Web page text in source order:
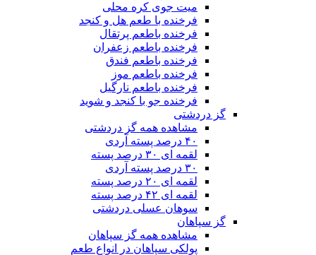
میت جوی کره محلی
فرخنده با طعم هل و کنجد
فرخنده باطعم پرتقال
فرخنده باطعم زعفران
فرخنده باطعم فندق
فرخنده باطعم موز
فرخنده باطعم نارگیل
فرخنده جو با کنجد و شوید
گز دردشتی
مشاهده همه گز دردشتی
۴۰ درصد پسته آردی
لقمه ای ۳۰ درصد پسته
۳۰ درصد پسته آردی
لقمه ای ۲۰ درصد پسته
لقمه ای ۴۲ درصد پسته
سوهان عسلی دردشتی
گز سپاهان
مشاهده همه گز سپاهان
پولکی سپاهان در انواع طعم